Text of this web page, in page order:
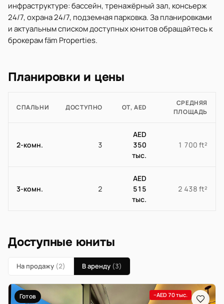
инфраструктуре: бассейн, тренажёрный зал, консьерж
24/7, охрана 24/7, подземная парковка. За планировками
и актуальным списком доступных юнитов обращайтесь к
брокерам fäm Properties.
Планировки и цены
СПАЛЬНИ ДОСТУПНО ОТ, AED
СРЕДНЯЯ
ПЛОЩАДЬ
2-комн. 3
AED
350
тыс.
1 700 ft²
3-комн. 2
AED
515
тыс.
2 438 ft²
Доступные юниты
На продажу (2) В аренду (3)
Готов −AED 70 тыс.